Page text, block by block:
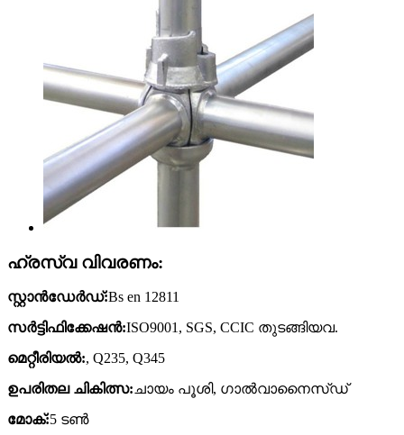
ഹ്രസ്വ വിവരണം:
സ്റ്റാൻഡേർഡ്:Bs en 12811
സർട്ടിഫിക്കേഷൻ:ISO9001, SGS, CCIC തുടങ്ങിയവ.
മെറ്റീരിയൽ:, Q235, Q345
ഉപരിതല ചികിത്സ: ചായം പൂശി, ഗാൽവാനൈസ്ഡ്
മോക്:5 ടൺ